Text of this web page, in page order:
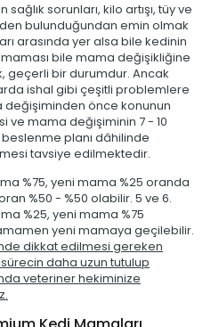
sorunları, kilo artışı, tüy ve
bulunduğundan emin olmak
arasında yer alsa bile kedinin
bile mama değişikliğine
geçerli bir durumdur. Ancak
ishal gibi çeşitli problemlere
önce konunun
ve mama değişiminin 7 - 10
planı dâhilinde
tavsiye edilmektedir.
%75, yeni mama %25 oranda
%50 - %50 olabilir. 5 ve 6.
%25, yeni mama %75
yeni mamaya geçilebilir.
dikkat edilmesi gereken
daha uzun tutulup
veteriner hekiminize